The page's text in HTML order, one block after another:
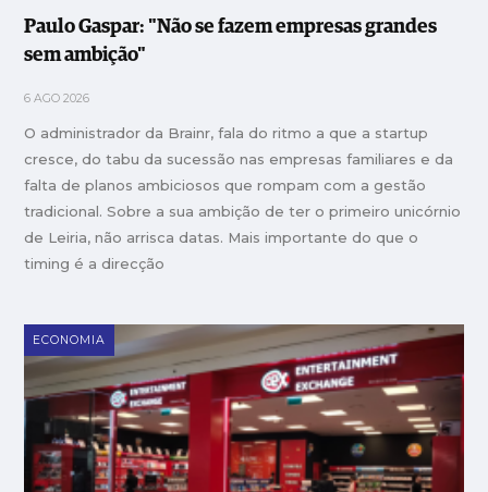
Paulo Gaspar: "Não se fazem empresas grandes
sem ambição"
6 AGO 2026
O administrador da Brainr, fala do ritmo a que a startup
cresce, do tabu da sucessão nas empresas familiares e da
falta de planos ambiciosos que rompam com a gestão
tradicional. Sobre a sua ambição de ter o primeiro unicórnio
de Leiria, não arrisca datas. Mais importante do que o
timing é a direcção
ECONOMIA